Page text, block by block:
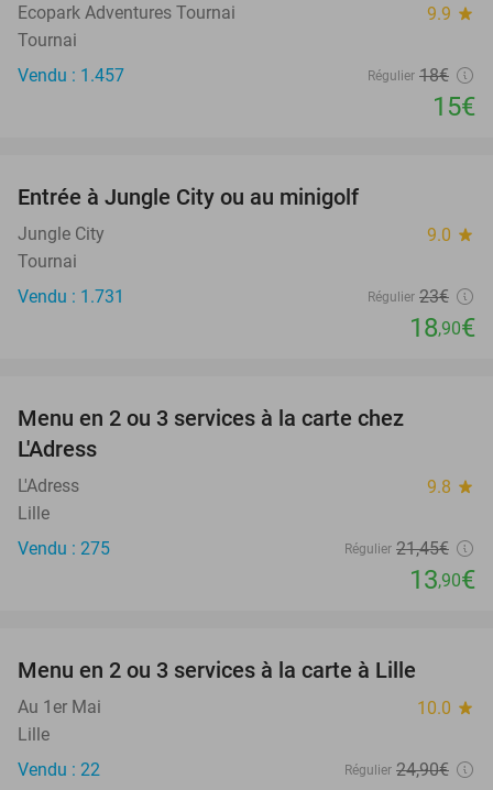
Ecopark Adventures Tournai 9.9 star
Tournai
Vendu : 1.457
Régulier 18€
15€
Entrée à Jungle City ou au minigolf
Jungle City 9.0 star
Tournai
Vendu : 1.731
Régulier 23€
18,90€
Menu en 2 ou 3 services à la carte chez
L'Adress
L'Adress 9.8 star
Lille
Vendu : 275
Régulier 21,45€
13,90€
Menu en 2 ou 3 services à la carte à Lille
Au 1er Mai 10.0 star
Lille
Vendu : 22
Régulier 24,90€